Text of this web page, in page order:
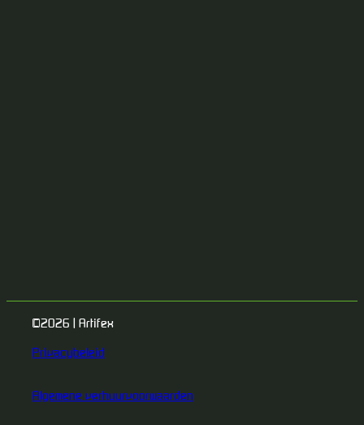
©2026 | Artifex
Privacybeleid
Algemene verhuurvoorwaarden